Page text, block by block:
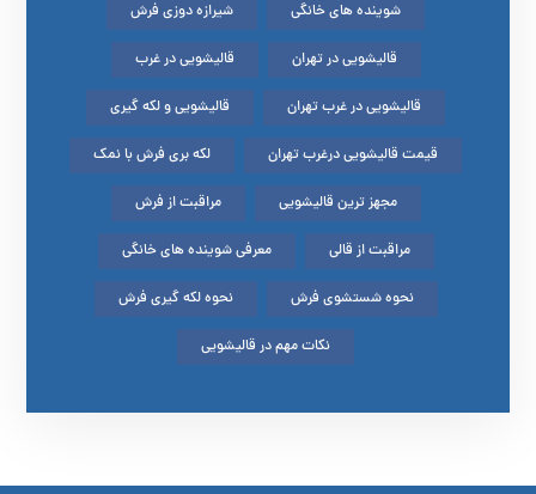
شوینده های خانگی شیرازه دوزی فرش
قالیشویی در تهران قالیشویی در غرب
قالیشویی در غرب تهران قالیشویی و لکه گیری
قیمت قالیشویی درغرب تهران لکه بری فرش با نمک
مجهز ترین قالیشویی مراقبت از فرش
مراقبت از قالی معرفی شوینده های خانگی
نحوه شستشوی فرش نحوه لکه گیری فرش
نکات مهم در قالیشویی